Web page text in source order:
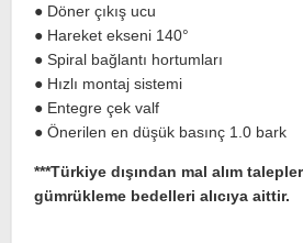
● Döner çıkış ucu
● Hareket ekseni 140°
● Spiral bağlantı hortumları
● Hızlı montaj sistemi
● Entegre çek valf
● Önerilen en düşük basınç 1.0 bark
***Türkiye dışından mal alım
gümrükleme bedelleri alıcıya aittir.